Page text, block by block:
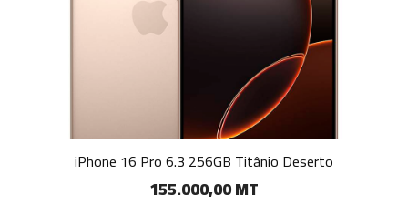
iPhone 16 Pro 6.3 256GB Titânio Deserto
155.000,00 MT